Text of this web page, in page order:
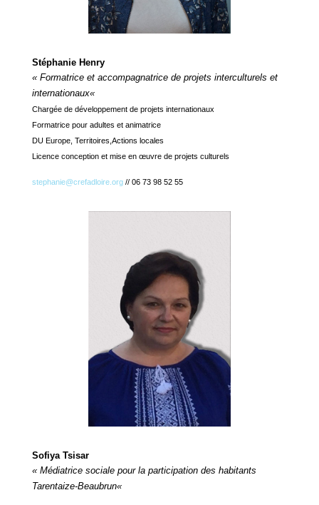
Stéphanie Henry
« Formatrice et accompagnatrice de projets interculturels et
internationaux«
Chargée de développement de projets internationaux
Formatrice pour adultes et animatrice
DU Europe, Territoires,Actions locales
Licence conception et mise en œuvre de projets culturels
stephanie@crefadloire.org// 06 73 98 52 55
Sofiya Tsisar
« Médiatrice sociale pour la participation des habitants
Tarentaize-Beaubrun«